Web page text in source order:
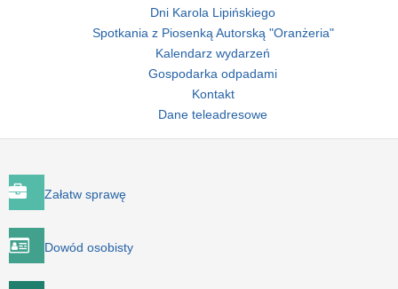
Dni Karola Lipińskiego
Spotkania z Piosenką Autorską "Oranżeria"
Kalendarz wydarzeń
Gospodarka odpadami
Kontakt
Dane teleadresowe
Załatw sprawę
Dowód osobisty